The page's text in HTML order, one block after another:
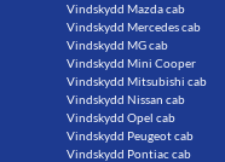
Vindskydd Mazda cab
Vindskydd Mercedes cab
Vindskydd MG cab
Vindskydd Mini Cooper
Vindskydd Mitsubishi cab
Vindskydd Nissan cab
Vindskydd Opel cab
Vindskydd Peugeot cab
Vindskydd Pontiac cab